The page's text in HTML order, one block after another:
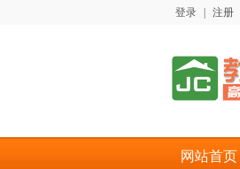
登录 注册
网站首页